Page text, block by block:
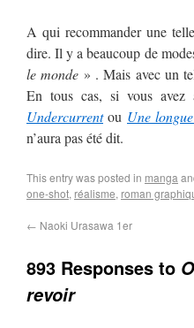
A qui recommander une
dire. Il y a beaucoup de
le monde » . Mais avec un
En tous cas, si vous avez
Undercurrentou Une
n’aura pas été dit.
This entry was posted in manga
one-shot, réalisme, roman
← Naoki Urasawa 1er
893 Responses to
revoir